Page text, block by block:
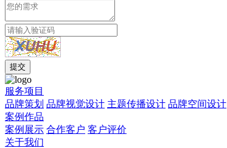
服务项目
品牌策划 品牌视觉设计 主题传播设计 品牌空间设计
案例作品
案例展示 合作客户 客户评价
关于我们